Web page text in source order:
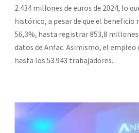
2.434 millones de euros de 2024, lo
histórico, a pesar de que el beneficio
56,3%, hasta registrar 853,8
datos de Anfac. Asimismo, el empleo
hasta los 53.943 trabajadores.